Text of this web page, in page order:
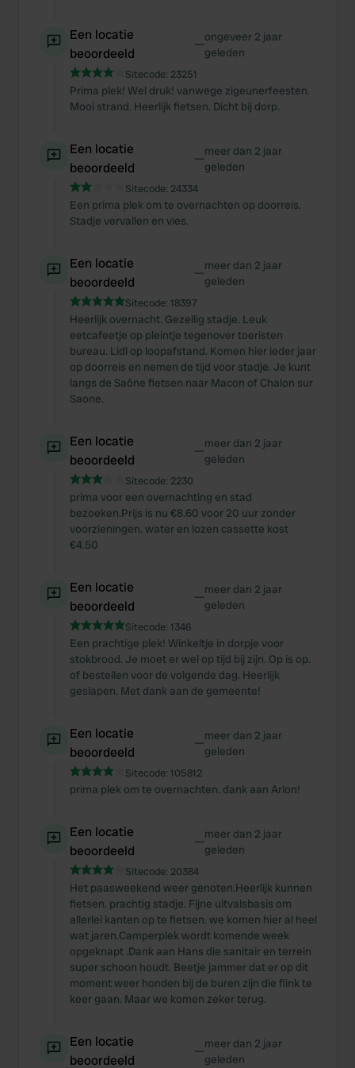
Een locatie
beoordeeld
—ongeveer 2 jaar
geleden
Sitecode: 23251
Prima plek! Wel druk! vanwege zigeunerfeesten.
Mooi strand. Heerlijk fietsen. Dicht bij dorp.
Een locatie
beoordeeld
—meer dan 2 jaar
geleden
Sitecode: 24334
Een prima plek om te overnachten op doorreis.
Stadje vervallen en vies.
Een locatie
beoordeeld
—meer dan 2 jaar
geleden
Sitecode: 18397
Heerlijk overnacht. Gezellig stadje. Leuk
eetcafeetje op pleintje tegenover toeristen
bureau. Lidl op loopafstand. Komen hier ieder jaar
op doorreis en nemen de tijd voor stadje. Je kunt
langs de Saône fietsen naar Macon of Chalon sur
Saone.
Een locatie
beoordeeld
—meer dan 2 jaar
geleden
Sitecode: 2230
prima voor een overnachting en stad
bezoeken.Prijs is nu €8.60 voor 20 uur zonder
voorzieningen. water en lozen cassette kost
€4.50
Een locatie
beoordeeld
—meer dan 2 jaar
geleden
Sitecode: 1346
Een prachtige plek! Winkeltje in dorpje voor
stokbrood. Je moet er wel op tijd bij zijn. Op is op.
of bestellen voor de volgende dag. Heerlijk
geslapen. Met dank aan de gemeente!
Een locatie
beoordeeld
—meer dan 2 jaar
geleden
Sitecode: 105812
prima plek om te overnachten. dank aan Arlon!
Een locatie
beoordeeld
—meer dan 2 jaar
geleden
Sitecode: 20384
Het paasweekend weer genoten.Heerlijk kunnen
fietsen. prachtig stadje. Fijne uitvalsbasis om
allerlei kanten op te fietsen. we komen hier al heel
wat jaren.Camperplek wordt komende week
opgeknapt .Dank aan Hans die sanitair en terrein
super schoon houdt. Beetje jammer dat er op dit
moment weer honden bij de buren zijn die flink te
keer gaan. Maar we komen zeker terug.
Een locatie
beoordeeld
—meer dan 2 jaar
geleden